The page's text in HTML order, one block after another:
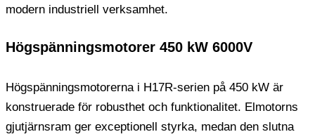
modern industriell verksamhet.
Högspänningsmotorer 450 kW 6000V
Högspänningsmotorerna i H17R-serien på 450 kW är
konstruerade för robusthet och funktionalitet. Elmotorns
gjutjärnsram ger exceptionell styrka, medan den slutna